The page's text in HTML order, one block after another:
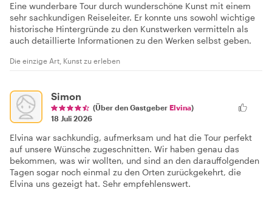
Eine wunderbare Tour durch wunderschöne Kunst mit einem
sehr sachkundigen Reiseleiter. Er konnte uns sowohl wichtige
historische Hintergründe zu den Kunstwerken vermitteln als
auch detaillierte Informationen zu den Werken selbst geben.
Die einzige Art, Kunst zu erleben
Simon
(Über den Gastgeber Elvina)
18 Juli 2026
Elvina war sachkundig, aufmerksam und hat die Tour perfekt
auf unsere Wünsche zugeschnitten. Wir haben genau das
bekommen, was wir wollten, und sind an den darauffolgenden
Tagen sogar noch einmal zu den Orten zurückgekehrt, die
Elvina uns gezeigt hat. Sehr empfehlenswert.